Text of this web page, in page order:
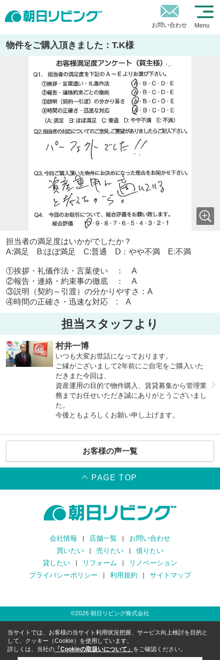
お問い合わせ Menu
物件をご購入頂きました：T.K様
担当者の満足度はいかがでしたか？
A:満足 B:ほぼ満足 C:普通 Ⅾ：やや不満 E:不満
①挨拶・礼儀作法・言葉使い ： A
②報告・連絡・約束事の徹底 ： A
③説明（契約～引渡）の分かりやすさ：A
④時間の正確さ・迅速な対応 : A
担当スタッフより
村井一博
いつも大変お世話になっております。
ご縁がございまして2年前にご自宅をご購入いた
だきまた今回は、
資産運用の目的で物件購入、賃貸募集から管理業
務までお任せいただき誠にありがとうございまし
た。
今後ともよろしくお願い申し上げます。
お客様の声一覧
PAGE TOP
会社情報 店舗一覧
お問い合わせ
買いたい
売りたい
借りたい
貸したい
リフォーム
リノベーション
プライバシーポリシー
利用規約 サイトマップ
©2026 朝日リビング株式会社
当サイトでは、お客様の当サイト利用状況把握、サービス向上検討を目的と
して、クッキー（Cookie）を使用しています。
詳しくは、当社の 「Cookieの取扱いについて」 をご確認ください。